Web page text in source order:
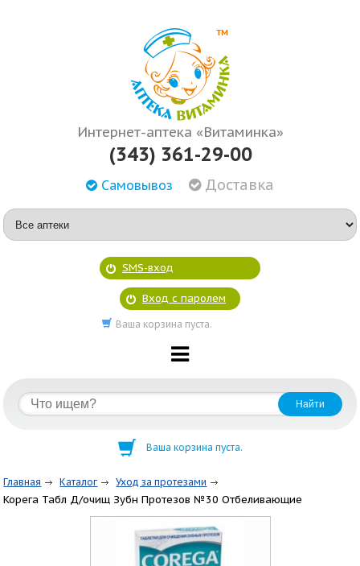
Интернет-аптека «Витаминка»
(343) 361-29-00
Самовывоз Доставка
SMS-вход
Вход с паролем
Ваша корзина пуста.
Ваша корзина пуста.
Главная Каталог Уход за протезами
Корега Табл Д/очищ Зубн Протезов №30 Отбеливающие